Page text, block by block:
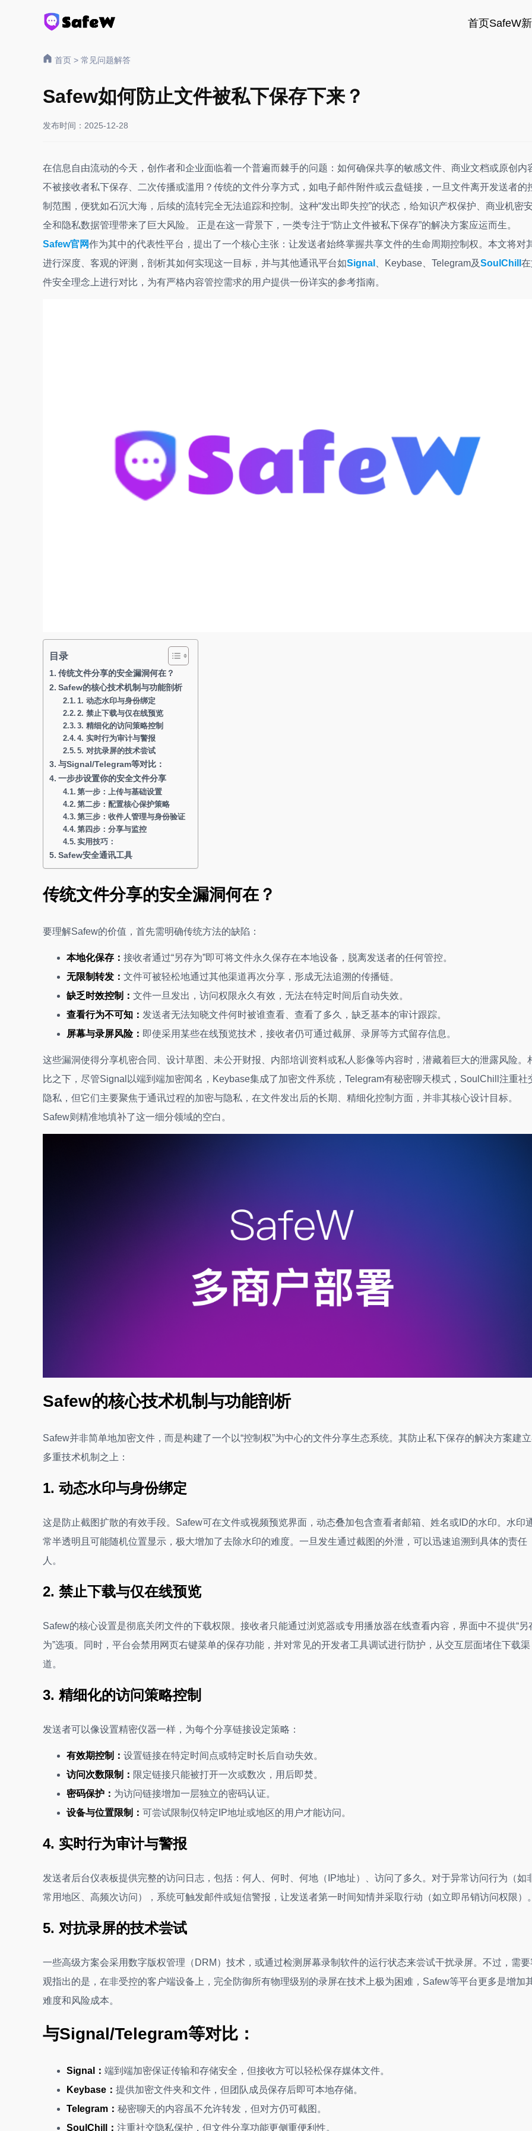
首页SafeW
首页 > 常见问题解答
Safew如何防止文件被私下保存下来？
发布时间：2025-12-28
在信息自由流动的今天，创作者和企业面临着一个普遍而棘手的问题：如何确保共享的敏感文件、商业文档或原创内
不被接收者私下保存、二次传播或滥用？传统的文件分享方式，如电子邮件附件或云盘链接，一旦文件离开发送者的
制范围，便犹如石沉大海，后续的流转完全无法追踪和控制。这种“发出即失控”的状态，给知识产权保护、商业机密
全和隐私数据管理带来了巨大风险。 正是在这一背景下，一类专注于“防止文件被私下保存”的解决方案应运而生。
Safew官网作为其中的代表性平台，提出了一个核心主张：让发送者始终掌握共享文件的生命周期控制权。本文将对
进行深度、客观的评测，剖析其如何实现这一目标，并与其他通讯平台如Signal 、Keybase、Telegram及SoulChill
件安全理念上进行对比，为有严格内容管控需求的用户提供一份详实的参考指南。
目录
传统文件分享的安全漏洞何在？
Safew的核心技术机制与功能剖析
1. 动态水印与身份绑定
2. 禁止下载与仅在线预览
3. 精细化的访问策略控制
4. 实时行为审计与警报
5. 对抗录屏的技术尝试
与Signal/Telegram等对比：
一步步设置你的安全文件分享
第一步：上传与基础设置
第二步：配置核心保护策略
第三步：收件人管理与身份验证
第四步：分享与监控
实用技巧：
Safew安全通讯工具
传统文件分享的安全漏洞何在？
要理解Safew的价值，首先需明确传统方法的缺陷：
本地化保存： 接收者通过“另存为”即可将文件永久保存在本地设备，脱离发送者的任何管控。
无限制转发： 文件可被轻松地通过其他渠道再次分享，形成无法追溯的传播链。
缺乏时效控制： 文件一旦发出，访问权限永久有效，无法在特定时间后自动失效。
查看行为不可知： 发送者无法知晓文件何时被谁查看、查看了多久，缺乏基本的审计跟踪。
屏幕与录屏风险： 即使采用某些在线预览技术，接收者仍可通过截屏、录屏等方式留存信息。
这些漏洞使得分享机密合同、设计草图、未公开财报、内部培训资料或私人影像等内容时，潜藏着巨大的泄露风险。
比之下，尽管Signal以端到端加密闻名，Keybase集成了加密文件系统，Telegram有秘密聊天模式，SoulChill注重社
隐私，但它们主要聚焦于通讯过程的加密与隐私，在文件发出后的长期、精细化控制方面，并非其核心设计目标。
Safew则精准地填补了这一细分领域的空白。
Safew的核心技术机制与功能剖析
Safew并非简单地加密文件，而是构建了一个以“控制权”为中心的文件分享生态系统。其防止私下保存的解决方案建
多重技术机制之上：
1. 动态水印与身份绑定
这是防止截图扩散的有效手段。Safew可在文件或视频预览界面，动态叠加包含查看者邮箱、姓名或ID的水印。水印
常半透明且可能随机位置显示，极大增加了去除水印的难度。一旦发生通过截图的外泄，可以迅速追溯到具体的责任
人。
2. 禁止下载与仅在线预览
Safew的核心设置是彻底关闭文件的下载权限。接收者只能通过浏览器或专用播放器在线查看内容，界面中不提供“另
为”选项。同时，平台会禁用网页右键菜单的保存功能，并对常见的开发者工具调试进行防护，从交互层面堵住下载渠
道。
3. 精细化的访问策略控制
发送者可以像设置精密仪器一样，为每个分享链接设定策略：
有效期控制： 设置链接在特定时间点或特定时长后自动失效。
访问次数限制： 限定链接只能被打开一次或数次，用后即焚。
密码保护： 为访问链接增加一层独立的密码认证。
设备与位置限制： 可尝试限制仅特定IP地址或地区的用户才能访问。
4. 实时行为审计与警报
发送者后台仪表板提供完整的访问日志，包括：何人、何时、何地（IP地址）、访问了多久。对于异常访问行为（如
常用地区、高频次访问），系统可触发邮件或短信警报，让发送者第一时间知情并采取行动（如立即吊销访问权限）
5. 对抗录屏的技术尝试
一些高级方案会采用数字版权管理（DRM）技术，或通过检测屏幕录制软件的运行状态来尝试干扰录屏。不过，需要
观指出的是，在非受控的客户端设备上，完全防御所有物理级别的录屏在技术上极为困难，Safew等平台更多是增加
难度和风险成本。
与Signal/Telegram等对比：
Signal： 端到端加密保证传输和存储安全，但接收方可以轻松保存媒体文件。
Keybase： 提供加密文件夹和文件，但团队成员保存后即可本地存储。
Telegram： 秘密聊天的内容虽不允许转发，但对方仍可截图。
SoulChill： 注重社交隐私保护，但文件分享功能更侧重便利性。